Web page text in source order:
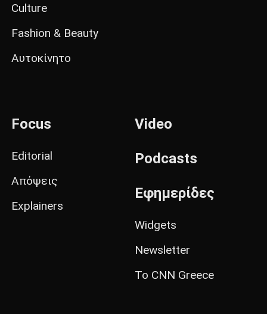
Culture
Fashion & Beauty
Αυτοκίνητο
Focus
Editorial
Απόψεις
Explainers
Video
Podcasts
Εφημερίδες
Widgets
Newsletter
Το CNN Greece